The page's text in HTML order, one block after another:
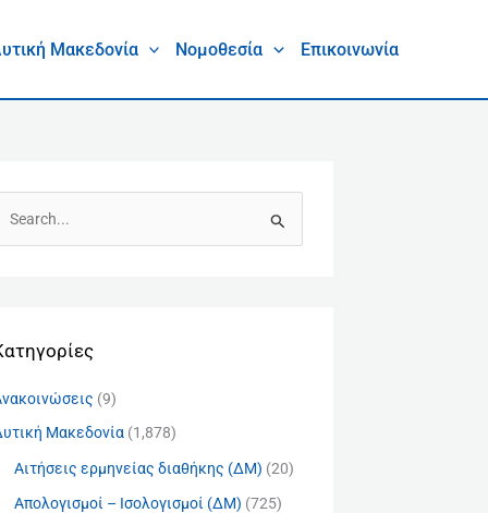
Μακεδονία Νομοθεσία Επικοινωνία
(9)
Μακεδονία (1,878)
Αιτήσεις ερμηνείας διαθήκης (ΔΜ) (20)
Απολογισμοί – Ισολογισμοί (ΔΜ) (725)